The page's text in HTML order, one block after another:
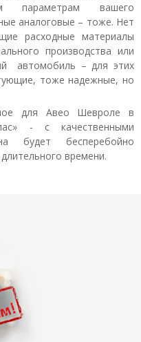
параметрам вашего
аналоговые – тоже. Нет
расходные материалы
производства или
автомобиль – для этих
тоже надежные, но
для Авео Шевроле в
- с качественными
будет бесперебойно
времени.